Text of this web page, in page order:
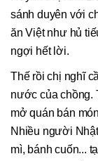
sánh duyên với
ăn Việt như hủ
ngợi hết lời.
Thế rồi chị nghĩ
nước của chồng.
mở quán bán
Nhiều người
mì, bánh cuốn...